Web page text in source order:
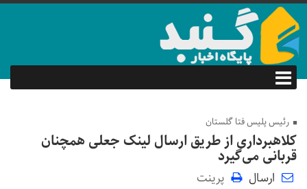
رئیس پلیس فتا گلستان
کلاهبرداری از طریق ارسال لینک جعلی همچنان
قربانی می‌گیرد
ارسال پرینت